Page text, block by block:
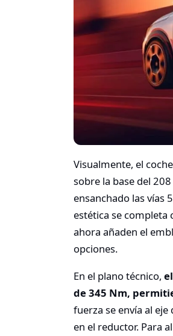
Visualmente, el
sobre la base del
ensanchado las vías
estética se completa
ahora añaden el
opciones.
En el plano técnico,
de 345 Nm,
fuerza se envía al
en el reductor. Para